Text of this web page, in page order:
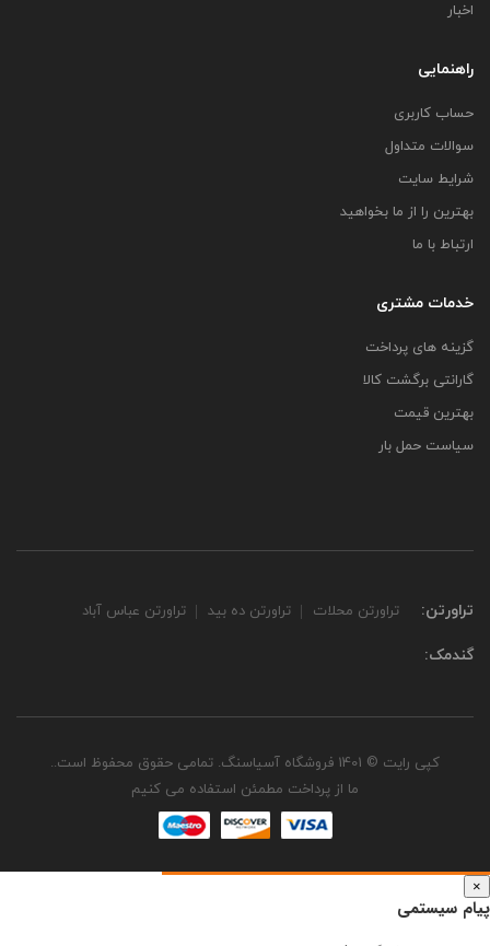
اخبار
راهنمایی
حساب کاربری
سوالات متداول
شرایط سایت
بهترین را از ما بخواهید
ارتباط با ما
خدمات مشتری
گزینه های پرداخت
گارانتی برگشت کالا
بهترین قیمت
سیاست حمل بار
تراورتن: تراورتن محلات تراورتن ده بید تراورتن عباس آباد
گندمک:
کپی رایت © 1401 فروشگاه آسیاسنگ. تمامی حقوق محفوظ است..
ما از پرداخت مطمئن استفاده می کنیم
×
پیام سیستمی